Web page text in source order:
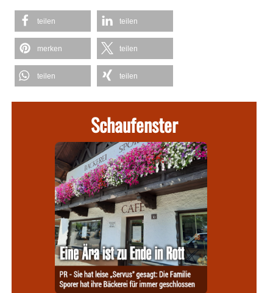
teilen teilen
merken teilen
teilen teilen
Schaufenster